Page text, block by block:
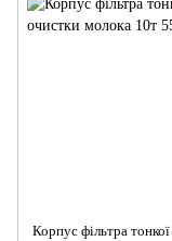
Корпус фільтра